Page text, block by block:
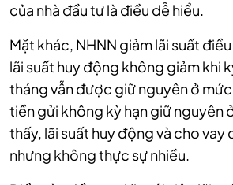
của nhà đầu tư là điều dễ hiểu.
Mặt khác, NHNN giảm lãi suất
lãi suất huy động không giảm khi
tháng vẫn được giữ nguyên ở
tiền gửi không kỳ hạn giữ nguyên
thấy, lãi suất huy động và cho vay
nhưng không thực sự nhiều.